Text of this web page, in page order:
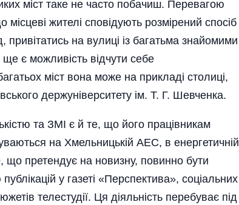
міст таке не часто побачиш. Перевагою
жителі сповідують розмірений спосіб
на вулиці із багатьма знайомими
ще є можливість відчути себе
міст вона може на прикладі столиці,
держуніверситету ім. Т. Г. Шевченка.
та ЗМІ є й те, що його працівникам
на Хмельницькій АЕС, в енергетичній
що претендує на новизну, повинно бути
у газеті «Перспектива», соціальних
телестудії. Ця діяльність перебуває під